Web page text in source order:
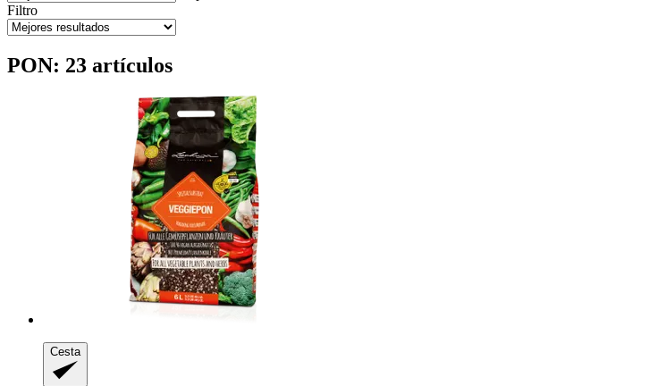
Filtro
PON: 23 artículos
Cesta